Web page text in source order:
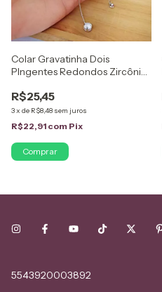
Colar Gravatinha Dois
PIngentes Redondos Zircônias
R$25,45
3x de R$8,48 sem juros
R$22,91 com Pix
5543920003892